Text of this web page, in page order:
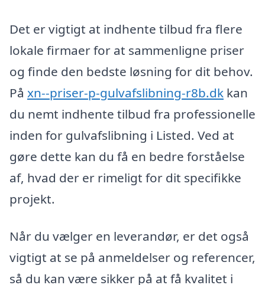
Det er vigtigt at indhente tilbud fra flere
lokale firmaer for at sammenligne priser
og finde den bedste løsning for dit behov.
På xn--priser-p-gulvafslibning-r8b.dk kan
du nemt indhente tilbud fra professionelle
inden for gulvafslibning i Listed. Ved at
gøre dette kan du få en bedre forståelse
af, hvad der er rimeligt for dit specifikke
projekt.
Når du vælger en leverandør, er det også
vigtigt at se på anmeldelser og referencer,
så du kan være sikker på at få kvalitet i